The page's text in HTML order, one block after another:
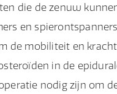
die de zenuw
en
de mobiliteit en
in de
nodig zijn om